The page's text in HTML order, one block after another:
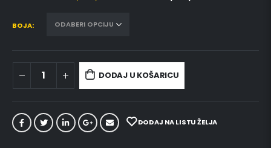
BOJA
DODAJ U KOŠARICU
DODAJ NA LISTU ŽELJA